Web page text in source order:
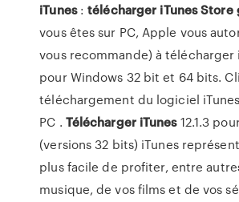
iTunes:télécharger iTunesStore
vous êtes sur PC, Apple vous
vous recommande) à télécharger
pour Windows 32 bit et 64 bits.
téléchargement du logiciel
PC . Télécharger iTunes12.1.3
(versions 32 bits) iTunes
plus facile de profiter, entre
musique, de vos films et de vos